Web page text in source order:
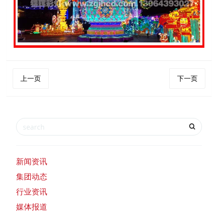
上一页 下一页
新闻资讯
集团动态
行业资讯
媒体报道